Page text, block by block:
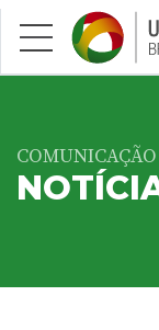
Saltar para
COMUNICAÇÃO